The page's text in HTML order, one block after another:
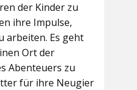
der Kinder zu
ihre Impulse,
arbeiten. Es geht
Ort der
Abenteuers zu
für ihre Neugier